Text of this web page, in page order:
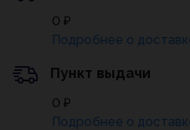
0 ₽
Подробнее о
Пункт выдачи
0 ₽
Подробнее о